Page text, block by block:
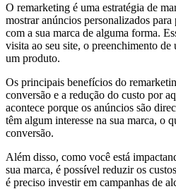
O remarketing é uma estratégia de
mostrar anúncios personalizados para
com a sua marca de alguma forma.
visita ao seu site, o preenchimento
um produto.
Os principais benefícios do
conversão e a redução do custo por
acontece porque os anúncios são
têm algum interesse na sua marca, o
conversão.
Além disso, como você está
sua marca, é possível reduzir os
é preciso investir em campanhas de